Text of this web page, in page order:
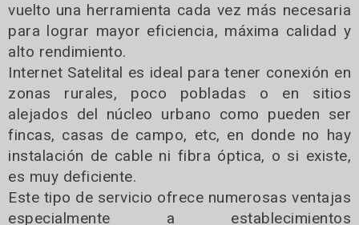
vuelto una herramienta cada vez más necesaria
para lograr mayor eficiencia, máxima calidad y
alto rendimiento.
Internet Satelital es ideal para tener conexión en
zonas rurales, poco pobladas o en sitios
alejados del núcleo urbano como pueden ser
fincas, casas de campo, etc, en donde no hay
instalación de cable ni fibra óptica, o si existe,
es muy deficiente.
Este tipo de servicio ofrece numerosas ventajas
especialmente a establecimientos